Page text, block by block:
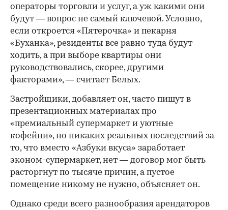
операторы торговли и услуг, а уж какими они
будут — вопрос не самый ключевой. Условно,
если откроется «Пятерочка» и пекарня
«Буханка», резиденты все равно туда будут
ходить, а при выборе квартиры они
руководствовались, скорее, другими
факторами», — считает Белых.
Застройщики, добавляет он, часто пишут в
презентационных материалах про
«премиальный супермаркет и уютные
кофейни», но никаких реальных последствий за
то, что вместо «Азбуки вкуса» заработает
эконом-супермаркет, нет — договор мог быть
расторгнут по тысяче причин, а пустое
помещение никому не нужно, объясняет он.
Однако среди всего разнообразия арендаторов